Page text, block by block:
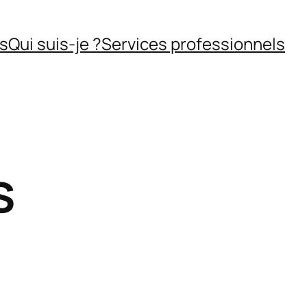
Qui suis-je ?Services professionnels